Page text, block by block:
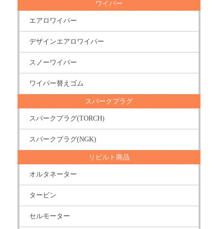
ワイパー
エアロワイパー
デザインエアロワイパー
スノーワイパー
ワイパー替えゴム
スパークプラグ
スパークプラグ(TORCH)
スパークプラグ(NGK)
リビルト商品
オルタネーター
タービン
セルモーター